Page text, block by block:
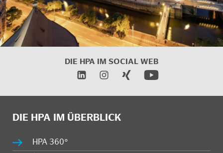
DIE HPA IM SOCIAL WEB
DIE HPA IM ÜBERBLICK
HPA 360°